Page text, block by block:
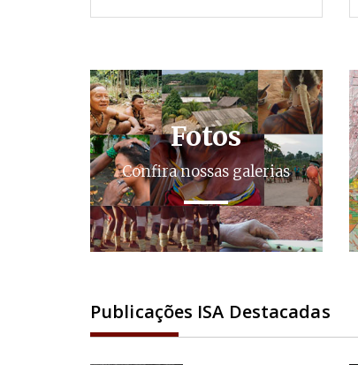
Fotos
Confira nossas galerias
Publicações ISA Destacadas